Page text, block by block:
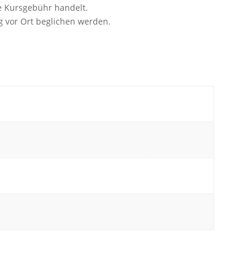
Kursgebühr handelt.
vor Ort beglichen werden.